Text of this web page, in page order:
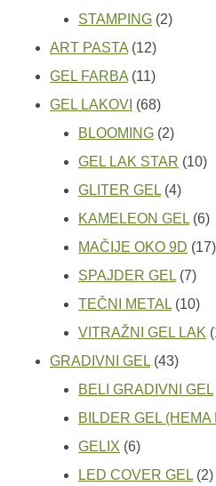
STAMPING 22
ART PASTA 1212
proizvoda
GEL FARBA 1111
proizvoda
GEL LAKOVI 6868
proizvoda
BLOOMING 22
GEL LAK STAR 1010
GLITER GEL 44
KAMELEON GEL 66
MAČIJE OKO 9D 17
SPAJDER GEL 77
TEČNI METAL 1010
VITRAŽNI GEL LAK
GRADIVNI GEL 4343
BELI GRADIVNI GEL
BILDER GEL (HEMA
GELIX 66
proizvoda
LED COVER GEL 22